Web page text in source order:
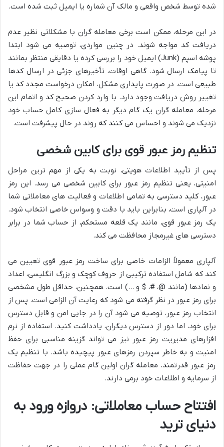
شده توسط شخص واقعی و مالک آن شماره یا ایمیل ثبت شده است.
در این مرحله، ممکن است برخی معامله گران با مشکلاتی نظیر عدم
دریافت کد مواجه شوند. در چنین مواردی، توصیه می شود ابتدا
پوشه اسپم (Junk) ایمیل خود را بررسی کرده یا دقایقی منتظر بمانند
تا پیامک ارسال شود. گاهی اوقات، تأخیرهای جزئی در ارسال کدها
طبیعی است. در صورت پایداری مشکل، امکان درخواست مجدد کد یا
تغییر روش دریافت وجود دارد. با وارد کردن صحیح کد و اتمام این
مرحله، معامله گران یک گام دیگر به فعال سازی کامل حساب خود
نزدیک می شوند و احساس می کنند که روند در حال پیشرفت است.
تنظیم رمز عبور قوی برای کابین شخصی
پس از تأیید اطلاعات هویتی، نوبت به یکی از مهم ترین مراحل
امنیتی، یعنی تنظیم رمز عبور برای کابین شخصی می رسد. این رمز
عبور، کلید دسترسی به تمامی اطلاعات و فعالیت های معاملاتی شما
در آلپاری است، بنابراین باید با دقت و وسواس خاصی انتخاب شود.
یک رمز عبور قوی، مانند یک قلعه مستحکم، از حساب شما در برابر
دسترسی های غیرمجاز محافظت می کند.
آلپاری معمولاً الزامات خاصی برای ساخت رمز عبور قوی تعیین می
کند که شامل استفاده ترکیبی از حروف کوچک و بزرگ انگلیسی، اعداد
و نمادها (مانند @، #، $ و …) است. همچنین، حداقل طول مشخصی
برای رمز عبور در نظر گرفته می شود که رعایت آن الزامی است. پس از
انتخاب رمز عبور، توصیه می شود آن را در جایی امن و قابل دسترس
برای خود، اما دور از دسترس دیگران، یادداشت کنید. استفاده از نرم
افزارهای مدیریت رمز عبور نیز می تواند گزینه مناسبی برای حفظ
امنیت و به خاطر سپردن رمزهای عبور پیچیده باشد. با تنظیم یک
رمز عبور قدرتمند، معامله گران اولین گام عملی را در جهت حفاظت
از سرمایه و اطلاعات خود برمی دارند.
افتتاح حساب معاملاتی: دروازه ورود به
دنیای ترید